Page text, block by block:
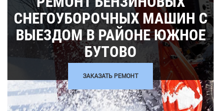
СНЕГОУБОРОЧНЫХ МАШИН С
ВЫЕЗДОМ В РАЙОНЕ ЮЖНОЕ
БУТОВО
ЗАКАЗАТЬ РЕМОНТ